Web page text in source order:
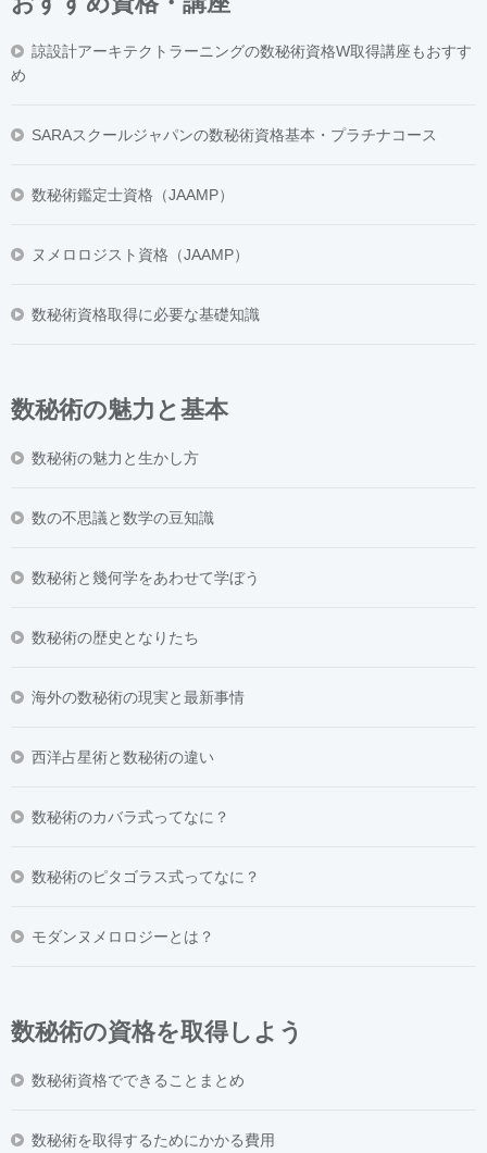
諒設計アーキテクトラーニングの数秘術資格W取得講座もおすす
め
SARAスクールジャパンの数秘術資格基本・プラチナコース
数秘術鑑定士資格（JAAMP）
ヌメロロジスト資格（JAAMP）
数秘術資格取得に必要な基礎知識
数秘術の魅力と基本
数秘術の魅力と生かし方
数の不思議と数学の豆知識
数秘術と幾何学をあわせて学ぼう
数秘術の歴史となりたち
海外の数秘術の現実と最新事情
西洋占星術と数秘術の違い
数秘術のカバラ式ってなに？
数秘術のピタゴラス式ってなに？
モダンヌメロロジーとは？
数秘術の資格を取得しよう
数秘術資格でできることまとめ
数秘術を取得するためにかかる費用